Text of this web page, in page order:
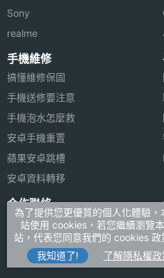
Sony
realme
手機維修
搞懂維修保固
手機送修要注意
手機泡水怎麼救
安卓手機重置
蘋果安卓跳槽
安卓資料轉移
合作聯絡
廣告刊登
加入商店報價
新聞聯絡
為了提供您更優質的個人化體驗，
站使用 cookies，若您繼續瀏覽
站，代表您同意我們的 cookies 政
我知道了!
了解隱私權政